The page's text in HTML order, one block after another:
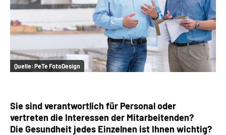
Leichte Sprache
Suche
Quelle: PeTe FotoDesign
Sie sind verantwortlich für Personal oder
vertreten die Interessen der Mitarbeitenden?
Die Gesundheit jedes Einzelnen ist Ihnen wichtig?